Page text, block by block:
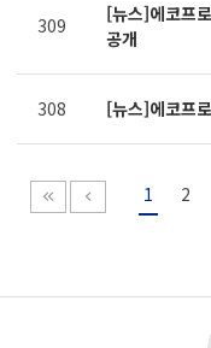
309
[뉴스]에코프
공개
308 [뉴스]에코프
1 2